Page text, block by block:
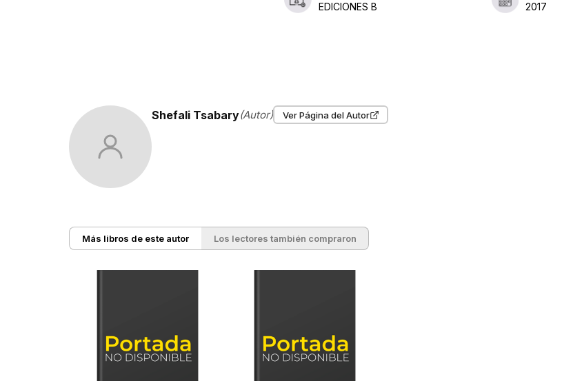
EDICIONES B
2017
Shefali Tsabary(Autor) Ver Página del Autor
Más libros de este autor Los lectores también compraron